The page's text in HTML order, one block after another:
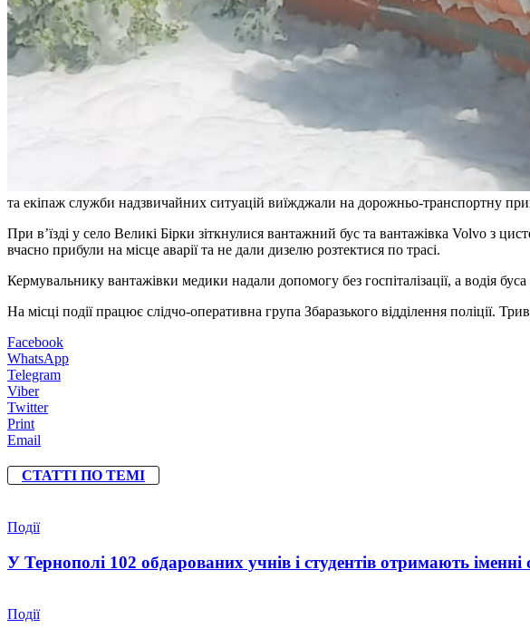
та екіпаж служби надзвичайних ситуацій виїжджали на дорожньо-транспортну
При в’їзді у село Великі Бірки зіткнулися вантажний бус та вантажівка Volvo з
вчасно прибули на місце аварії та не дали дизелю розтектися по трасі.
Кермувальнику вантажівки медики надали допомогу без госпіталізації, а водія
На місці події працює слідчо-оперативна група Збаразького відділення поліції.
Facebook
WhatsApp
Telegram
Viber
Twitter
Print
Email
СТАТТІ ПО ТЕМІ
Події
У Тернополі 102 обдарованих учнів і студентів отримають іменні
Події